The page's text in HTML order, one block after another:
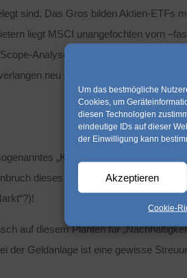
Um das bestmögliche
Cookies, um
diesen Technologien
eindeutige IDs auf dieser
der Einwilligung kann
Akzeptieren
Cookie-
sind. Das Gros bilden Aktien-ETFs
liegt MSCI unangefochten vorn
Analysen zudem hervorgeht, sind
neu aufgelegte Fonds im
„Klumpenrisiko“ mit sich.
dieses Marktes das Vermögen
auf diesem Planten für
der Geldanlage ist eine gewisse